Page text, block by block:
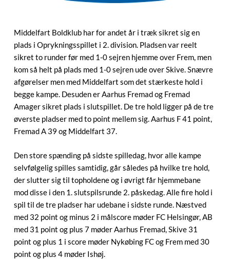
Middelfart Boldklub har for andet år i træk sikret sig en
plads i Oprykningsspillet i 2. division. Pladsen var reelt
sikret to runder før med 1-0 sejren hjemme over Frem, men
kom så helt på plads med 1-0 sejren ude over Skive. Snævre
afgørelser men med Middelfart som det stærkeste hold i
begge kampe. Desuden er Aarhus Fremad og Fremad
Amager sikret plads i slutspillet. De tre hold ligger på de tre
øverste pladser med to point mellem sig. Aarhus F 41 point,
Fremad A 39 og Middelfart 37.
Den store spænding på sidste spilledag, hvor alle kampe
selvfølgelig spilles samtidig, går således på hvilke tre hold,
der slutter sig til topholdene og i øvrigt får hjemmebane
mod disse i den 1. slutspilsrunde 2. påskedag. Alle fire hold i
spil til de tre pladser har udebane i sidste runde. Næstved
med 32 point og minus 2 i målscore møder FC Helsingør, AB
med 31 point og plus 7 møder Aarhus Fremad, Skive 31
point og plus 1 i score møder Nykøbing FC og Frem med 30
point og plus 4 møder Ishøj.